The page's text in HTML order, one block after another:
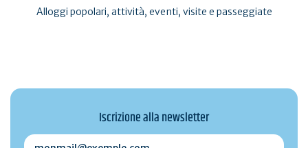
Alloggi popolari, attività, eventi, visite e passeggiate
Iscrizione alla newsletter
monmail@exemple.com